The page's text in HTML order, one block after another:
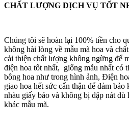
CHẤT LƯỢNG DỊCH VỤ TỐT
Chúng tôi sẽ hoàn lại 100% tiền cho
không hài lòng về mẫu mã hoa và
cải thiện chất lượng không ngừng để
điện hoa tốt nhất, giống mẫu nhất có
bông hoa như trong hình ảnh, Điện
giao hoa hết sức cẩn thận để đảm
nhàu giấy báo và không bị dập nát
khác mẫu mã.